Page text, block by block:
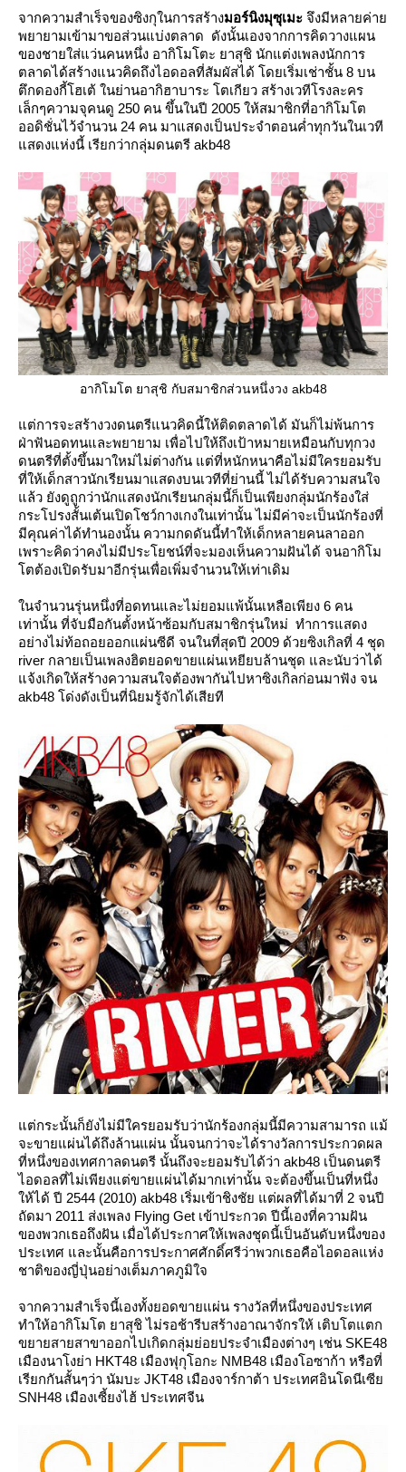
จากความสำเร็จของซิงกุในการสร้างมอร์นิงมุซุเมะ จึงมีหลายค่า
พยายามเข้ามาขอส่วนแบ่งตลาด ดังนั้นเองจากการคิดวางแผน
ของชายใส่แว่นคนหนึ่ง อากิโมโตะ ยาสุชิ นักแต่งเพลงนักการ
ตลาดได้สร้างแนวคิดถึงไอดอลที่สัมผัสได้ โดยเริ่มเช่าชั้น 8 บน
ตึกดองกี้โฮเต้ ในย่านอากิฮาบาระ โตเกียว สร้างเวทีโรงละคร
เล็กๆความจุคนดู 250 คน ขึ้นในปี 2005 ให้สมาชิกที่อากิโมโต
ออดิชั่นไว้จำนวน 24 คน มาแสดงเป็นประจำตอนค่ำทุกวันในเวที
สดงแห่งนี้ เรียกว่ากลุ่มดนตรี akb48
อากิโมโต ยาสุชิ กับสมาชิกส่วนหนึ่งวง akb48
ต่การจะสร้างวงดนตรีแนวคิดนี้ให้ติดตลาดได้ มันก็ไม่พ้นการ
ฝ่าฟันอดทนและพยายาม เพื่อไปให้ถึงเป้าหมายเหมือนกับทุกวง
ดนตรีที่ตั้งขึ้นมาใหม่ไม่ต่างกัน แต่ที่หนักหนาคือไม่มีใครยอมรับ
ที่ให้เด็กสาวนักเรียนมาแสดงบนเวทีที่ย่านนี้ ไม่ได้รับความสนใจ
ล้ว ยังดูถูกว่านักแสดงนักเรียนกลุ่มนี้ก็เป็นเพียงกลุ่มนักร้องใส่
กระโปรงสั้นเต้นเปิดโชว์กางเกงในเท่านั้น ไม่มีค่าจะเป็นนักร้องที่
มีคุณค่าได้ทำนองนั้น ความกดดันนี้ทำให้เด็กหลายคนลาออก
เพราะคิดว่าคงไม่มีประโยชน์ที่จะมองเห็นความฝันได้ จนอากิโม
ตต้องเปิดรับมาอีกรุ่นเพื่อเพิ่มจำนวนให้เท่าเดิม
นจำนวนรุ่นหนึ่งที่อดทนและไม่ยอมแพ้นั้นเหลือเพียง 6 คน
เท่านั้น ที่จับมือกันตั้งหน้าซ้อมกับสมาชิกรุ่นใหม่ ทำการแสดง
อย่างไม่ท้อถอยออกแผ่นซีดี จนในที่สุดปี 2009 ด้วยซิงเกิลที่ 4 ชุด
river กลายเป็นเพลงฮิตยอดขายแผ่นเหยียบล้านชุด และนับว่าได้
จ้งเกิดให้สร้างความสนใจต้องพากันไปหาซิงเกิลก่อนมาฟัง จน
akb48 โด่งดังเป็นที่นิยมรู้จักได้เสียที
ต่กระนั้นก็ยังไม่มีใครยอมรับว่านักร้องกลุ่มนี้มีความสามารถ แม้
จะขายแผ่นได้ถึงล้านแผ่น นั้นจนกว่าจะได้รางวัลการประกวดผล
ที่หนึ่งของเทศกาลดนตรี นั้นถึงจะยอมรับได้ว่า akb48 เป็นดนตรี
ไอดอลที่ไม่เพียงแต่ขายแผ่นได้มากเท่านั้น จะต้องขึ้นเป็นที่หนึ่ง
ห้ได้ ปี 2544 (2010) akb48 เริ่มเข้าชิงชัย แต่ผลที่ได้มาที่ 2 จนปี
ถัดมา 2011 ส่งเพลง Flying Get เข้าประกวด ปีนี้เองที่ความฝัน
ของพวกเธอถึงฝัน เมื่อได้ประกาศให้เพลงชุดนี้เป็นอันดับหนึ่งของ
ประเทศ และนั้นคือการประกาศศักดิ์ศรีว่าพวกเธอคือไอดอลแห่ง
ชาติของญี่ปุ่นอย่างเต็มภาคภูมิใจ
จากความสำเร็จนี้เองทั้งยอดขายแผ่น รางวัลที่หนึ่งของประเทศ
ทำให้อากิโมโต ยาสุชิ ไม่รอช้ารีบสร้างอาณาจักรให้ เติบโตแตก
ขยายสายสาขาออกไปเกิดกลุ่มย่อยประจำเมืองต่างๆ เช่น SKE48
เมืองนาโงย่า HKT48 เมืองฟุกุโอกะ NMB48 เมืองโอซาก้า หรือที่
เรียกกันสั้นๆว่า นัมบะ JKT48 เมืองจาร์กาต้า ประเทศอินโดนีเซี
SNH48 เมืองเซี้ยงไฮ้ ประเทศจีน